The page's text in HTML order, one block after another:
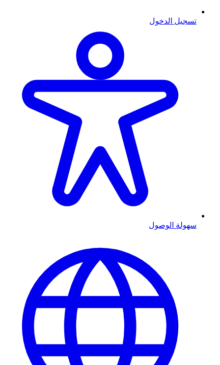
تسجيل الدخول
سهولة الوصول